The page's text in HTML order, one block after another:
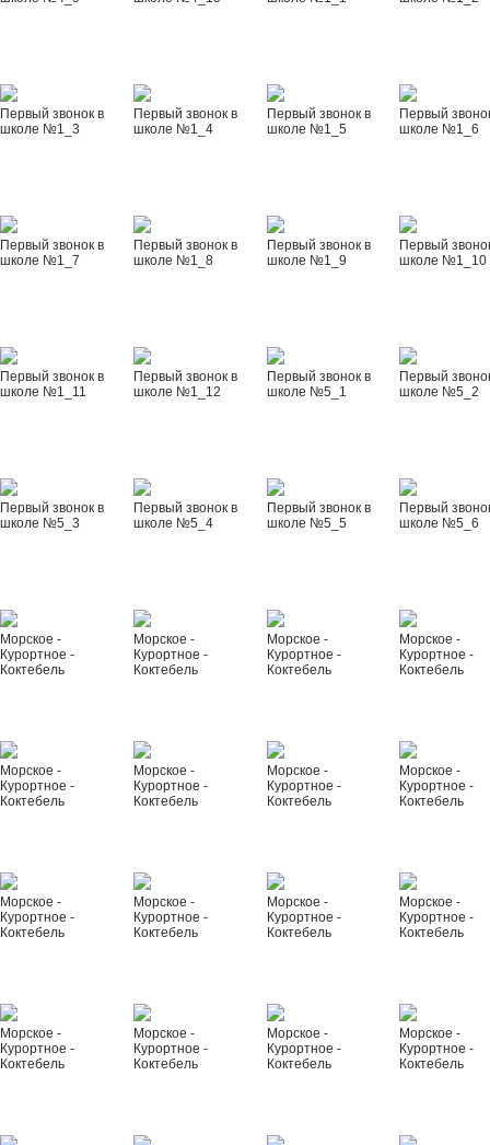
Первый звонок в
школе №1_3
Первый звонок в
школе №1_4
Первый звонок в
школе №1_5
Первый
школе №1_6
Первый звонок в
школе №1_7
Первый звонок в
школе №1_8
Первый звонок в
школе №1_9
Первый
школе №1_10
Первый звонок в
школе №1_11
Первый звонок в
школе №1_12
Первый звонок в
школе №5_1
Первый
школе №5_2
Первый звонок в
школе №5_3
Первый звонок в
школе №5_4
Первый звонок в
школе №5_5
Первый
школе №5_6
Морское -
Курортное -
Коктебель
Морское -
Курортное -
Коктебель
Морское -
Курортное -
Коктебель
Морское -
Курортное -
Коктебель
Морское -
Курортное -
Коктебель
Морское -
Курортное -
Коктебель
Морское -
Курортное -
Коктебель
Морское -
Курортное -
Коктебель
Морское -
Курортное -
Коктебель
Морское -
Курортное -
Коктебель
Морское -
Курортное -
Коктебель
Морское -
Курортное -
Коктебель
Морское -
Курортное -
Коктебель
Морское -
Курортное -
Коктебель
Морское -
Курортное -
Коктебель
Морское -
Курортное -
Коктебель